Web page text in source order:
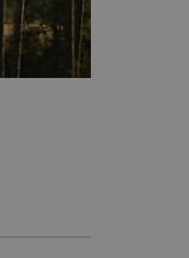
och uppdaterar ett
räkna och spåra
för
variant av _gat-kakan
av Google på
Detta är fördelaktigt
såsom realtidsbud